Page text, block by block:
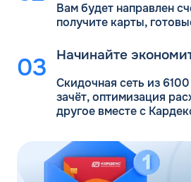
Вам будет направлен
получите карты,
Начинайте
Скидочная сеть из
зачёт, оптимизация
другое вместе с